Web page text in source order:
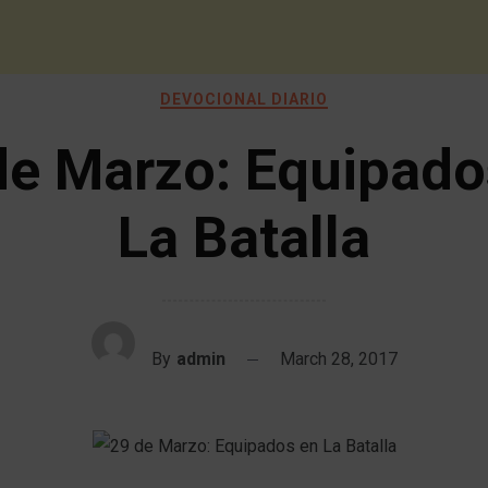
DEVOCIONAL DIARIO
Marzo:
La Batalla
By admin March 28, 2017